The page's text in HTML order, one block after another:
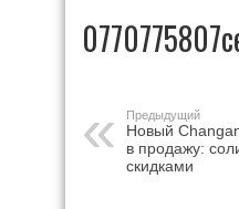
Предыдущий
Новый
в продажу:
скидками